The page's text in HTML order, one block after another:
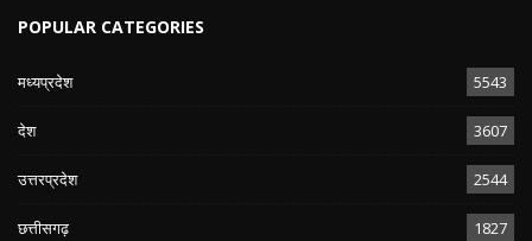
POPULAR CATEGORIES
मध्यप्रदेश 5543
देश 3607
उत्तरप्रदेश 2544
छत्तीसगढ़ 1827